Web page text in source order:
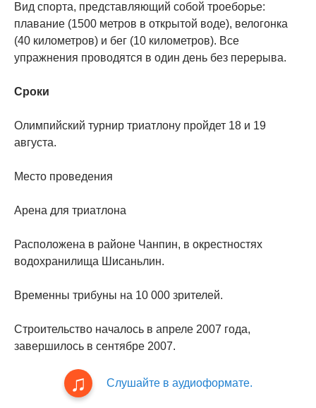
Вид спорта, представляющий собой троеборье:
плавание (1500 метров в открытой воде), велогонка
(40 километров) и бег (10 километров). Все
упражнения проводятся в один день без перерыва.
Сроки
Олимпийский турнир триатлону пройдет 18 и 19
августа.
Место проведения
Арена для триатлона
Расположена в районе Чанпин, в окрестностях
водохранилища Шисаньлин.
Временны трибуны на 10 000 зрителей.
Строительство началось в апреле 2007 года,
завершилось в сентябре 2007.
Слушайте в аудиоформате.